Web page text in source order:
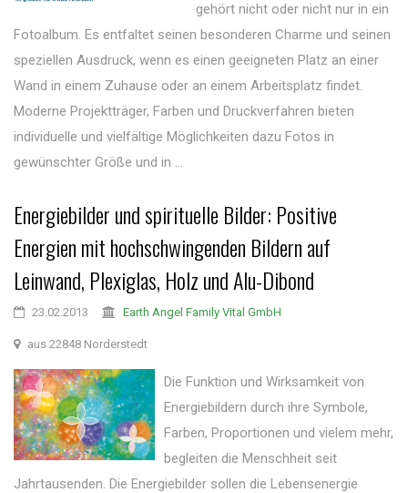
gehört nicht oder nicht nur in ein
Fotoalbum. Es entfaltet seinen besonderen Charme und seinen
speziellen Ausdruck, wenn es einen geeigneten Platz an einer
Wand in einem Zuhause oder an einem Arbeitsplatz findet.
Moderne Projektträger, Farben und Druckverfahren bieten
individuelle und vielfältige Möglichkeiten dazu Fotos in
gewünschter Größe und in ...
Energiebilder und spirituelle Bilder: Positive
Energien mit hochschwingenden Bildern auf
Leinwand, Plexiglas, Holz und Alu-Dibond
23.02.2013 Earth Angel Family Vital GmbH
aus 22848 Norderstedt
Die Funktion und Wirksamkeit von
Energiebildern durch ihre Symbole,
Farben, Proportionen und vielem mehr,
begleiten die Menschheit seit
Jahrtausenden. Die Energiebilder sollen die Lebensenergie